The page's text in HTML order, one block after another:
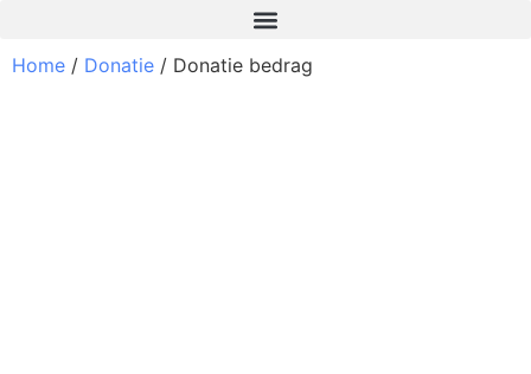
Home / Donatie / Donatie bedrag